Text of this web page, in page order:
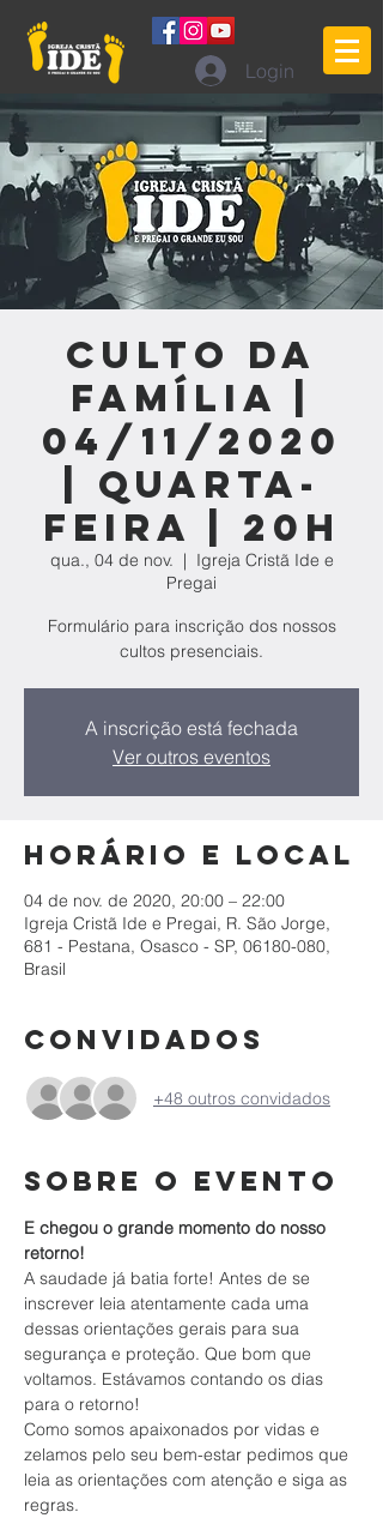
Login
Culto da
Família |
04/11/2020
| Quarta-
feira | 20h
qua., 04 de nov.
  |
Igreja Cristã Ide e
Pregai
Formulário para inscrição dos nossos
cultos presenciais.
A inscrição está fechada
Ver outros eventos
Horário e local
04 de nov. de 2020, 20:00 – 22:00
Igreja Cristã Ide e Pregai, R. São Jorge,
681 - Pestana, Osasco - SP, 06180-080,
Brasil
Convidados
+48 outros convidados
Sobre o evento
E chegou o grande momento do nosso
retorno!
A saudade já batia forte! Antes de se
inscrever leia atentamente cada uma
dessas orientações gerais para sua
segurança e proteção. Que bom que
voltamos. Estávamos contando os dias
para o retorno!
Como somos apaixonados por vidas e
zelamos pelo seu bem-estar pedimos que
leia as orientações com atenção e siga as
regras.